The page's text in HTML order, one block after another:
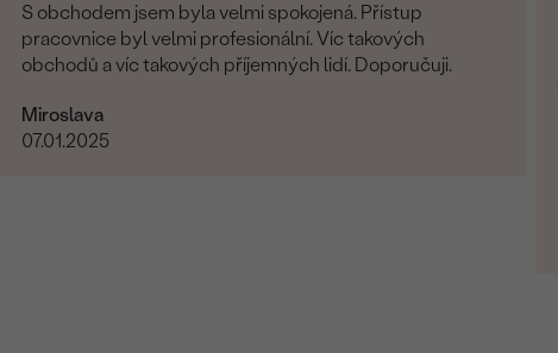
S obchodem jsem byla velmi spokojená. Přístup
pracovnice byl velmi profesionální. Víc takových
obchodů a víc takových příjemných lidí. Doporučuji.
Miroslava
07.01.2025